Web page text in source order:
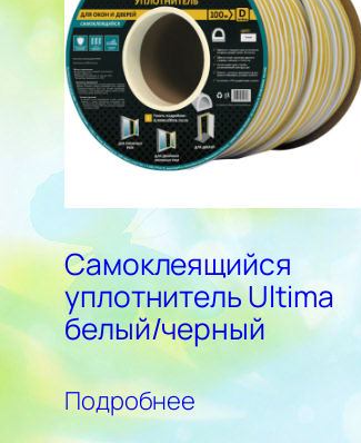
Самоклеящийся
уплотнитель Ultima
белый/черный
Подробнее